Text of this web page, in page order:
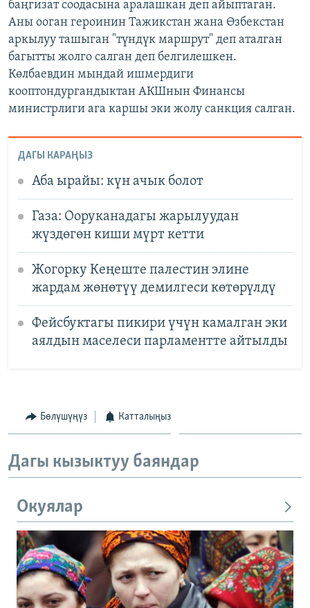
баңгизат соодасына аралашкан деп айыптаган.
Аны ооган героинин Тажикстан жана Өзбекстан
аркылуу ташыган "түндүк маршрут" деп аталган
багытты жолго салган деп белгилешкен.
Көлбаевдин мындай ишмердиги
кооптондургандыктан АКШнын Финансы
министрлиги ага каршы эки жолу санкция салган.
ДАГЫ КАРАҢЫЗ
Аба ырайы: күн ачык болот
Газа: Ооруканадагы жарылуудан
жүздөгөн киши мүрт кетти
Жогорку Кеңеште палестин элине
жардам жөнөтүү демилгеси көтөрүлдү
Фейсбуктагы пикири үчүн камалган эки
аялдын маселеси парламентте айтылды
Бөлүшүңүз Катталыңыз
Дагы кызыктуу баяндар
Окуялар